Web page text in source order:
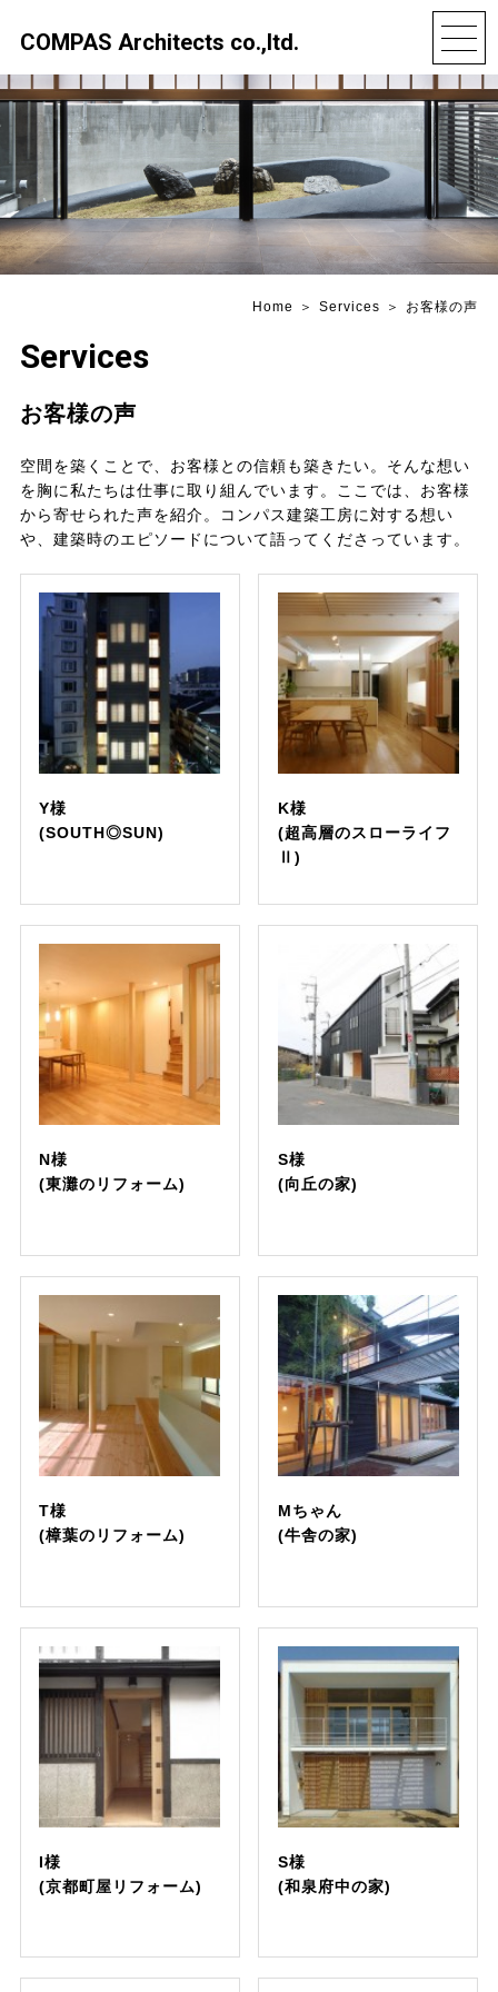
COMPAS Architects co.,ltd.
Home Services お客様の声
Services
お客様の声
空間を築くことで、お客様との信頼も築きたい。そんな想い
を胸に私たちは仕事に取り組んでいます。ここでは、お客様
から寄せられた声を紹介。コンパス建築工房に対する想い
や、建築時のエピソードについて語ってくださっています。
Y様
(SOUTH◎SUN)
K様
(超高層のスローライフ
Ⅱ)
N様
(東灘のリフォーム)
S様
(向丘の家)
T様
(樟葉のリフォーム)
Mちゃん
(牛舎の家)
I様
(京都町屋リフォーム)
S様
(和泉府中の家)